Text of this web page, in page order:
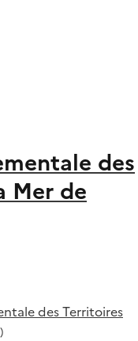
des
Mer de
des Territoires